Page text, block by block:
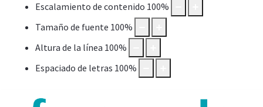
Escalamiento de contenido 100%
Tamaño de fuente 100%
Altura de la línea 100%
Espaciado de letras 100%